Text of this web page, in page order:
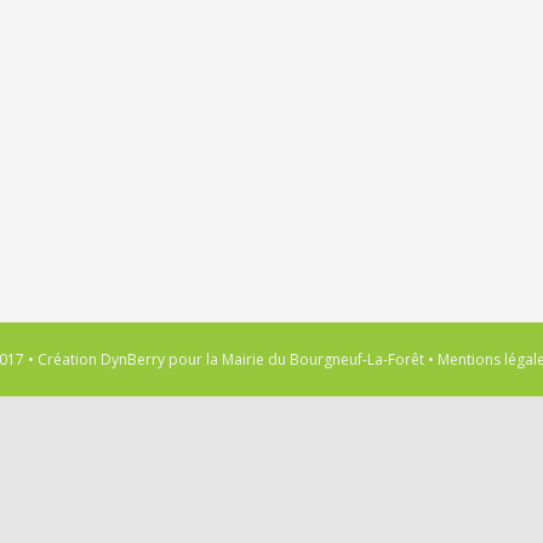
• Création DynBerry pour la Mairie du Bourgneuf-La-Forêt • Mentions